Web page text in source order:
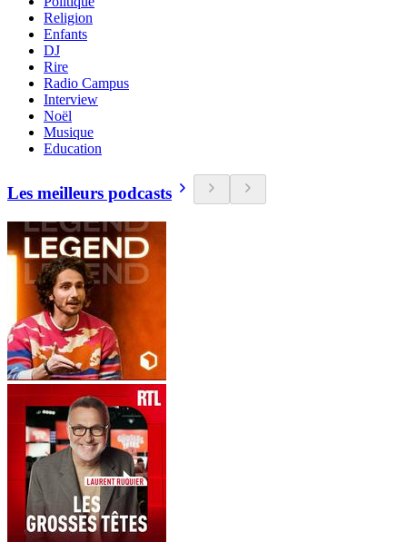
Religion
Enfants
DJ
Rire
Radio Campus
Interview
Noël
Musique
Education
Les meilleurs podcasts